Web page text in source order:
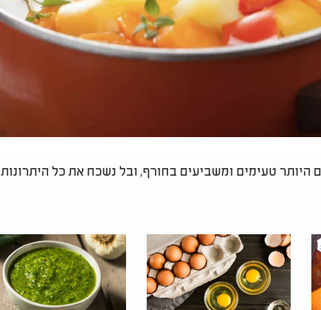
טעימים ומשביעים בחורף, ובל נשכח את כל היתרונות